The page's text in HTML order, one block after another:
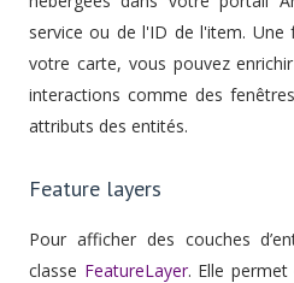
service ou de l'ID de l'item.
votre carte, vous pouvez
interactions comme des
attributs des entités.
Feature layers
Pour afficher des couches
classe FeatureLayer. Elle permet